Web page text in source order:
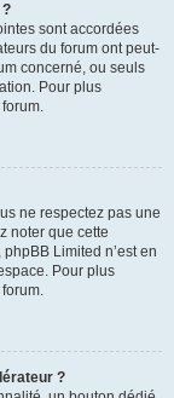
sont accordées
du forum ont peut-
concerné, ou seuls
Pour plus
ne respectez pas une
noter que cette
Limited n’est en
Pour plus
?